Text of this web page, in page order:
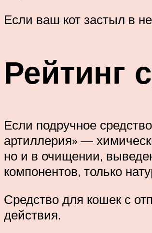
Если ваш кот застыл в
Рейтинг
Если подручное
артиллерия» —
но и в очищении,
компонентов, только
Средство для кошек с
действия.